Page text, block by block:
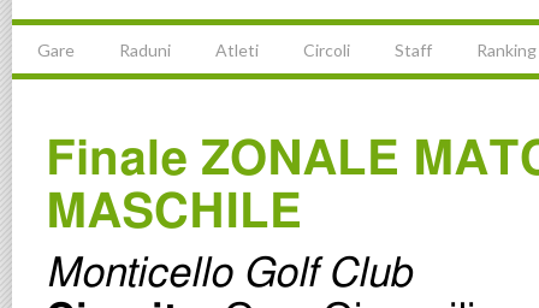
Gare Raduni Atleti Circoli Staff Ranking